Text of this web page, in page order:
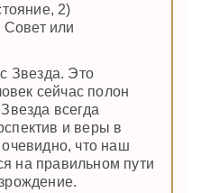
2)
Совет или
Звезда. Это
сейчас полон
всегда
и веры в
что наш
на правильном пути